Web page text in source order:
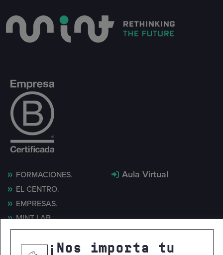
FORMACIONES
EL CENTRO
EMPRESAS
MINT LAB
NOTICIAS
CONTACTO
Aula Virtual
¡Nos importa tu